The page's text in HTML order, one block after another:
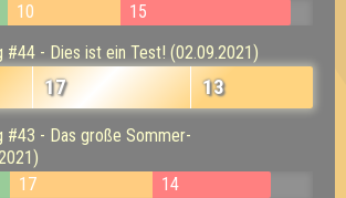
10
15
#44 - Dies ist ein Test! (02.09.2021)
17 13
#43 - Das große Sommer-
17
14